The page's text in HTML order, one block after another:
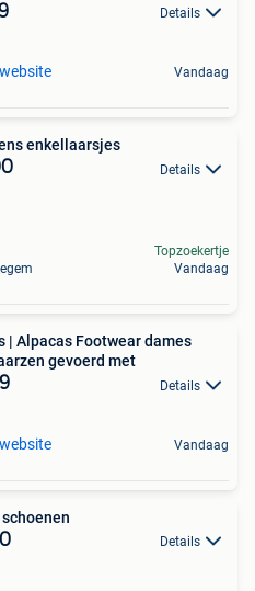
Details
Vandaag
enkellaarsjes
Details
Topzoekertje
Vandaag
| Alpacas Footwear dames
gevoerd met
Details
Vandaag
Details